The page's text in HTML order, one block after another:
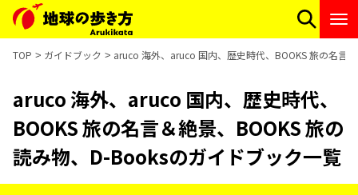
TOP ガイドブック aruco 海外、aruco 国内、歴史時代、BOOKS 旅の名言
aruco 海外、aruco 国内、歴史時代、
BOOKS 旅の名言＆絶景、BOOKS 旅の
読み物、D-Booksのガイドブック一覧